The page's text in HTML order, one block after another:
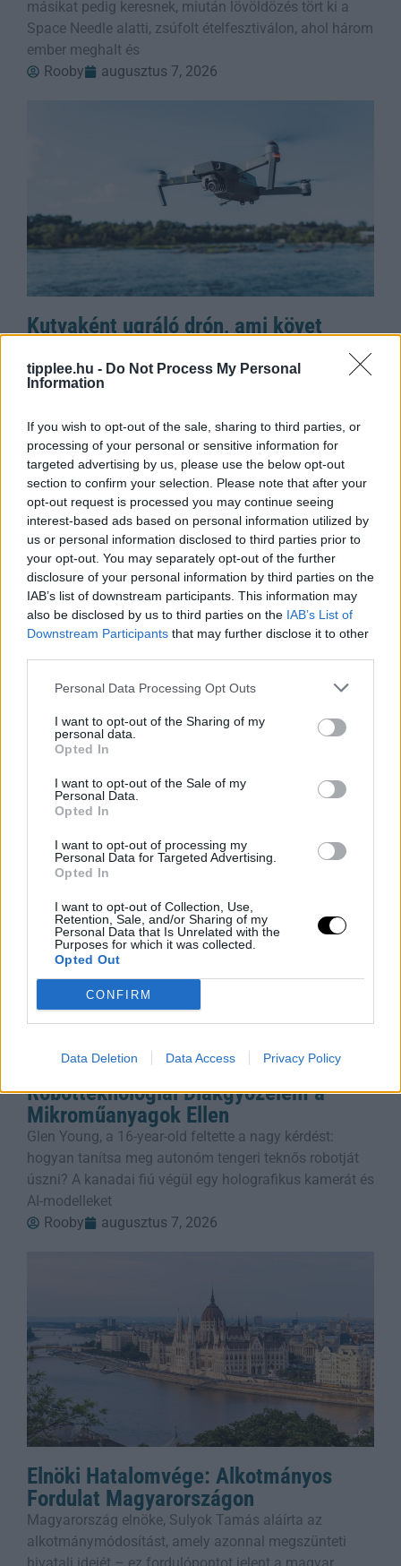
tipplee.hu - Do Not Process My Personal
Information
If you wish to opt-out of the sale, sharing to third parties, or
processing of your personal or sensitive information for
targeted advertising by us, please use the below opt-out
section to confirm your selection. Please note that after your
opt-out request is processed you may continue seeing
interest-based ads based on personal information utilized by
us or personal information disclosed to third parties prior to
your opt-out. You may separately opt-out of the further
disclosure of your personal information by third parties on the
IAB’s list of downstream participants. This information may
also be disclosed by us to third parties on the IAB’s List of
Downstream Participants that may further disclose it to other
Personal Data Processing Opt Outs
I want to opt-out of the Sharing of my
personal data.
Opted In
I want to opt-out of the Sale of my
Personal Data.
Opted In
I want to opt-out of processing my
Personal Data for Targeted Advertising.
Opted In
I want to opt-out of Collection, Use,
Retention, Sale, and/or Sharing of my
Personal Data that Is Unrelated with the
Purposes for which it was collected.
Opted Out
CONFIRM
Data Deletion Data Access Privacy Policy
másikat pedig keresnek, miután lövöldözés tört ki a
Space Needle alatti, zsúfolt ételfesztiválon, ahol három
ember meghalt és
Rooby
augusztus 7, 2026
Kutyaként ugráló drón, ami követ
Sean Hollister, a The Verge vezető szerkesztője,
kipróbálta a Beni nevű kétlábú robotkutyát, amely
körülbelül 600
Rooby
augusztus 7, 2026
Együtt Étkezési Döntéseknél
A barátok minden étkezést étteremben szeretnének
hogyan őrizd meg a kapcsolatot anélkül, hogy
tönkremennél? Ez a cikk
Rooby
augusztus 7, 2026
Robotteknológiai Diákgyőzelem a
Mikroműanyagok Ellen
Glen Young, a 16-year-old feltette a nagy kérdést:
hogyan tanítsa meg autonóm tengeri teknős robotját
úszni? A kanadai fiú végül egy holografikus kamerát és
AI-modelleket
Rooby
augusztus 7, 2026
Elnöki Hatalomvége: Alkotmányos
Fordulat Magyarországon
Magyarország elnöke, Sulyok Tamás aláírta az
alkotmánymódosítást, amely azonnal megszünteti